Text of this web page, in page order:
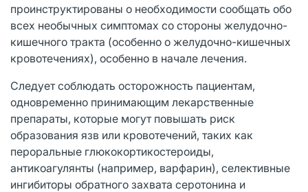
проинструктированы о необходимости сообщать обо
всех необычных симптомах со стороны желудочно-
кишечного тракта (особенно о желудочно-кишечных
кровотечениях), особенно в начале лечения.
Следует соблюдать осторожность пациентам,
одновременно принимающим лекарственные
препараты, которые могут повышать риск
образования язв или кровотечений, таких как
пероральные глюкокортикостероиды,
антикоагулянты (например, варфарин), селективные
ингибиторы обратного захвата серотонина и